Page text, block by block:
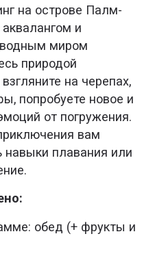
на острове Палм-
аквалангом и
миром
природой
на черепах,
попробуете новое и
от погружения.
вам
навыки плавания или
обед (+ фрукты и